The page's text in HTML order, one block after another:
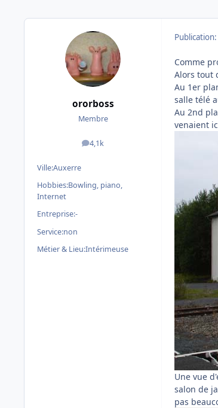
ororboss
Membre
4,1k
messages
Ville:Auxerre
Hobbies:Bowling, piano,
Internet
Entreprise:-
Service:non
Métier & Lieu:Intérimeuse
Publication:
Comme
Alors tout
Au 1er
salle télé
Au 2nd
venaient
Une vue
salon de
pas